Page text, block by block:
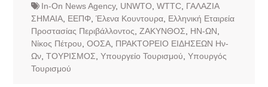
In-On News Agency, UNWTO WTTC, ΓΑΛΑΖΙΑ
ΣΗΜΑΙΑ, ΕΕΠΦ, Έλενα Κουντουρα, Ελληνική Εταιρεία
Προστασίας Περιβάλλοντος ΖΑΚΥΝΘΟΣ ΗΝ-ΩΝ
Νίκος Πέτρου ΟΟΣΑ, ΠΡΑΚΤΟΡΕΙΟ ΕΙΔΗΣΕΩΝ Ην-
Ων, ΤΟΥΡΙΣΜΟΣ Υπουργείο Τουρισμού Υπουργός
Τουρισμού